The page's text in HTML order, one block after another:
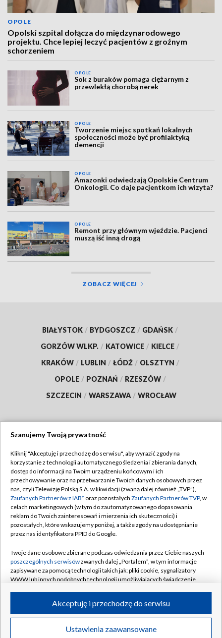
OPOLE
Opolski szpital dołącza do międzynarodowego
projektu. Chce lepiej leczyć pacjentów z groźnym
schorzeniem
OPOLE
Sok z buraków pomaga ciężarnym z
przewlekłą chorobą nerek
OPOLE
Tworzenie miejsc spotkań lokalnych
społeczności może być profilaktyką
demencji
OPOLE
Amazonki odwiedzają Opolskie Centrum
Onkologii. Co daje pacjentkom ich wizyta?
OPOLE
Remont przy głównym wjeździe. Pacjenci
muszą iść inną drogą
ZOBACZ WIĘCEJ
BIAŁYSTOK / BYDGOSZCZ / GDAŃSK /
GORZÓW WLKP. / KATOWICE / KIELCE /
KRAKÓW / LUBLIN / ŁÓDŹ / OLSZTYN /
OPOLE / POZNAŃ / RZESZÓW /
SZCZECIN / WARSZAWA / WROCŁAW
TVP
Abonament TVP
Emisja w TVP
Centrum informacji TVP
Naziemna Telewizja Cyfrowa
Rada Programowa
System NOS
Informacje o nadawcy
Program dla prasy
Regulamin TVP
Polityka prywatności
Moje zgody
Pomoc
Kontakt
Kanały
©2026 Telewizja Polska S.A. w likwidacji
Szanujemy Twoją prywatność
Kliknij "Akceptuję i przechodzę do serwisu", aby wyrazić zgody na
korzystanie z technologii automatycznego śledzenia i zbierania danych,
dostęp do informacji na Twoim urządzeniu końcowym i ich
przechowywanie oraz na przetwarzanie Twoich danych osobowych przez
nas, czyli Telewizję Polską S.A. w likwidacji (zwaną dalej również „TVP”),
Zaufanych Partnerów z IAB* oraz pozostałych Zaufanych Partnerów TVP, w
celach marketingowych (w tym do zautomatyzowanego dopasowania
reklam do Twoich zainteresowań i mierzenia ich skuteczności) i
pozostałych, które wskazujemy poniżej, a także zgody na udostępnianie
przez nas identyfikatora PPID do Google.
Twoje dane osobowe zbierane podczas odwiedzania przez Ciebie naszych
poszczególnych serwisówzwanych dalej „Portalem”, w tym informacje
zapisywane za pomocą technologii takich jak: pliki cookie, sygnalizatory
WWW lub innych podobnych technologii umożliwiających świadczenie
ruchu w Internecie.
Twoje dane osobowe zbierane podczas odwiedzania przez Ciebie
poszczególnych serwisówna Portalu, takie jak adresy IP, identyfikatory
Ustawienia zaawansowane
Akceptuję i przechodzę do serwisu